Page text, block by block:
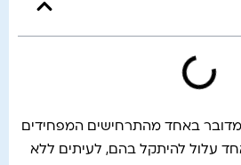
מדובר באחד מהתרחישים המפחידים
עלול להיתקל בהם, לעיתים ללא